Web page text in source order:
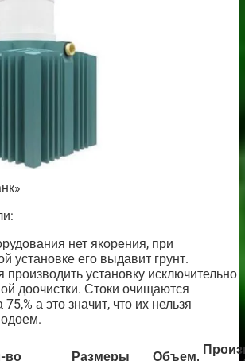
нет якорения, при
установке его выдавит грунт.
производить установку исключительно
доочистки. Стоки очищаются
а это значит, что их нельзя
во
Размеры
Объем,